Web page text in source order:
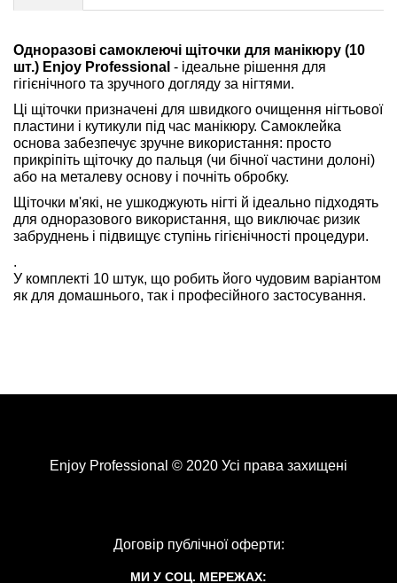
Одноразові самоклеючі щіточки для манікюру (10
шт.) Enjoy Professional - ідеальне рішення для
гігієнічного та зручного догляду за нігтями.
Ці щіточки призначені для швидкого очищення нігтьової
пластини і кутикули під час манікюру. Самоклейка
основа забезпечує зручне використання: просто
прикріпіть щіточку до пальця (чи бічної частини долоні)
або на металеву основу і почніть обробку.
Щіточки м'які, не ушкоджують нігті й ідеально підходять
для одноразового використання, що виключає ризик
забруднень і підвищує ступінь гігієнічності процедури.
.
У комплекті 10 штук, що робить його чудовим варіантом
як для домашнього, так і професійного застосування.
Enjoy Professional © 2020 Усі права захищені
Договір публічної оферти:
МИ У СОЦ. МЕРЕЖАХ: